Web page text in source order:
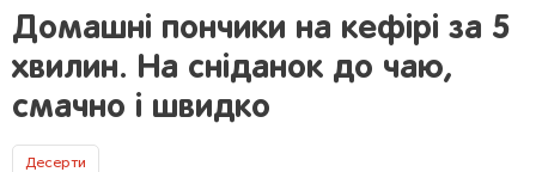
Домашні пончики на кефірі за 5
хвилин. На сніданок до чаю,
смачно і швидко
Десерти